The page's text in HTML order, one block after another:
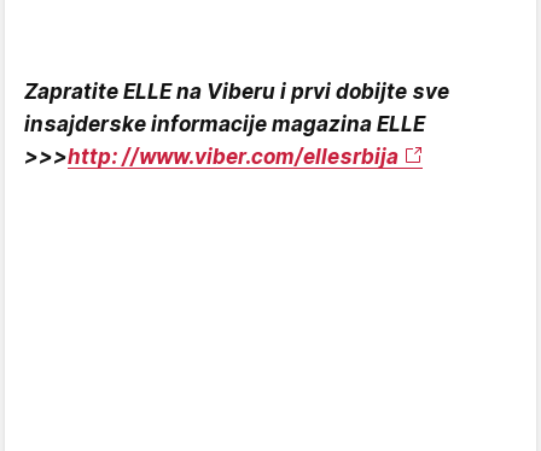
Zapratite ELLE na Viberu i prvi dobijte sve
insajderske informacije magazina ELLE
>>>http: //www.viber.com/ellesrbija